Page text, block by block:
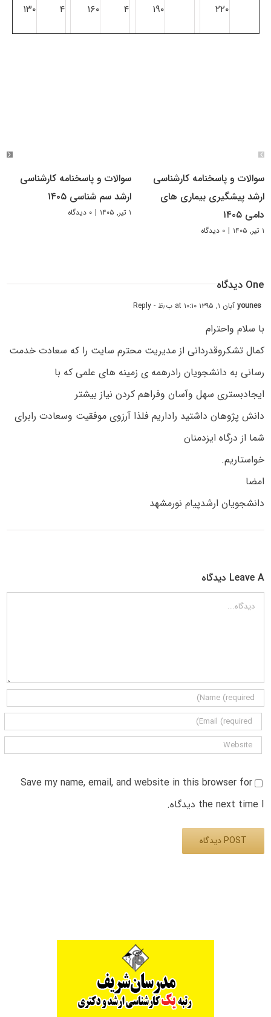
۲۲۰ ۱۹۰ ۴ ۱۶۰ ۴ ۱۳۰
سوالات و پاسخنامه کارشناسی
ارشد پیشگیری بیماری های
دامی ۱۴۰۵
۱ تیر, ۱۴۰۵ | ۰ دیدگاه
سوالات و پاسخنامه کارشناسی
ارشد سم شناسی ۱۴۰۵
۱ تیر, ۱۴۰۵ | ۰ دیدگاه
One دیدگاه
younesآبان ۱, ۱۳۹۵ at ۱۰:۱۰ ب٫ظ - Reply
با سلام واحترام
کمال تشکروقدردانی از مدیریت محترم سایت را که سعادت خدمت
رسانی به دانشجویان رادرهمه ی زمینه های علمی که با
ایجادبستری سهل وآسان وفراهم کردن نیاز بیشتر
دانش پژوهان داشتید راداریم فلذا آرزوی موفقیت وسعادت رابرای
شما از درگاه ایزدمنان
خواستاریم.
امضا
دانشجویان ارشدپیام نورمشهد
Leave A دیدگاه
دیدگاه
Save my name, email, and website in this browser for
the next time I دیدگاه.